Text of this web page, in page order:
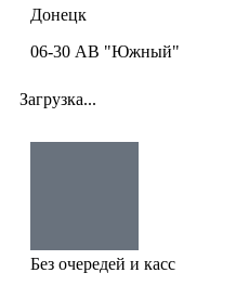
Донецк
06-30 АВ "Южный"
Загрузка...
Без очередей и касс